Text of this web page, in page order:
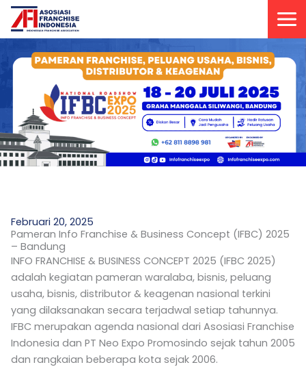
Lewati
konten
Februari 20, 2025
Pameran Info Franchise & Business Concept (IFBC) 2025
– Bandung
INFO FRANCHISE & BUSINESS CONCEPT 2025 (IFBC 2025)
adalah kegiatan pameran waralaba, bisnis, peluang
usaha, bisnis, distributor & keagenan nasional terkini
yang dilaksanakan secara terjadwal setiap tahunnya.
IFBC merupakan agenda nasional dari Asosiasi Franchise
Indonesia dan PT Neo Expo Promosindo sejak tahun 2005
dan rangkaian beberapa kota sejak 2006.